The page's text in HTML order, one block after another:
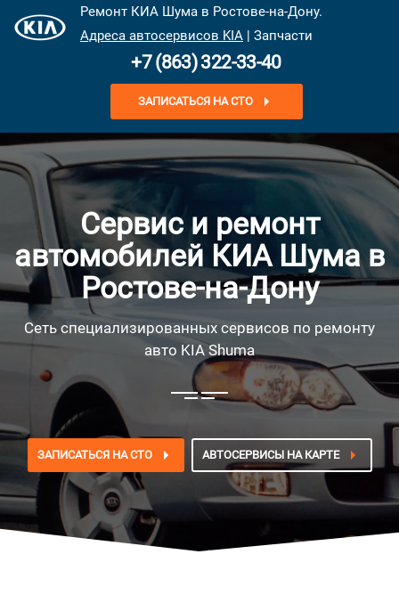
Ремонт КИА Шума в Ростове-на-Дону.
Адреса автосервисов KIA | Запчасти
+7 (863) 322-33-40
ЗАПИСАТЬСЯ НА СТО
Сервис и ремонт
автомобилей КИА Шума в
Ростове-на-Дону
Сеть специализированных сервисов по ремонту
авто KIA Shuma
ЗАПИСАТЬСЯ НА СТО АВТОСЕРВИСЫ НА КАРТЕ